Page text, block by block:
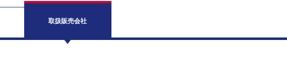
取扱販売会社